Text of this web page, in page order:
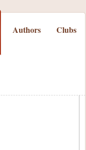
Authors Clubs